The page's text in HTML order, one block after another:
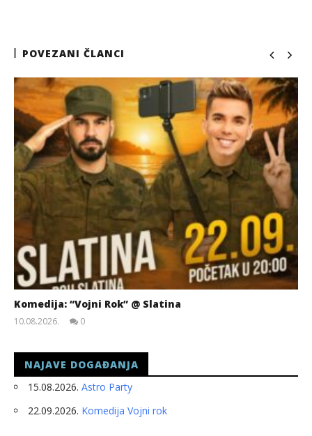
POVEZANI ČLANCI
Komedija: “Vojni Rok” @ Slatina
10.08.2026.
0
NAJAVE DOGAĐANJA
15.08.2026. Astro Party
22.09.2026. Komedija Vojni rok